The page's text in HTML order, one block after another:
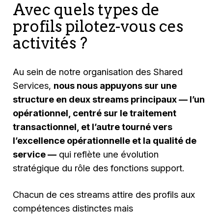
Avec quels types de
profils pilotez-vous ces
activités ?
Au sein de notre organisation des Shared
Services, nous nous appuyons sur une
structure en deux streams principaux — l’un
opérationnel, centré sur le traitement
transactionnel, et l’autre tourné vers
l’excellence opérationnelle et la qualité de
service — qui reflète une évolution
stratégique du rôle des fonctions support.
Chacun de ces streams attire des profils aux
compétences distinctes mais